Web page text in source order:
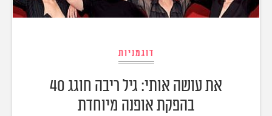
דוגמניות
את עושה אותי: גיל ריבה חוגג 40
בהפקת אופנה מיוחדת